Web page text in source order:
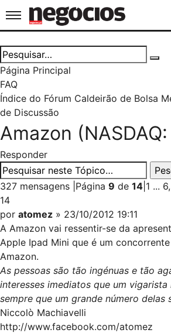
Jornal de Negócios
Página Principal
FAQ
Índice do Fórum Caldeirão de Bolsa
de Discussão
Amazon
Responder
327 mensagens Página 9 de 14 1 ... 6,
14
por atomez » 23/10/2012 19:11
A Amazon vai ressentir-se da
Apple Ipad Mini que é um
Amazon.
As pessoas são tão ingénuas e tão
interesses imediatos que um vigarista
sempre que um grande número delas
Niccolò Machiavelli
http://www.facebook.com/atomez